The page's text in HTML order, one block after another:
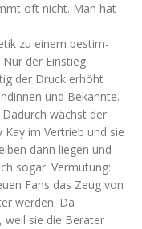
oft nicht. Man hat
zu einem bestim­
der Ein­stieg
der Druck erhöht
und Bekann­te.
wächst der
im Ver­trieb und sie
dann lie­gen und
sogar. Ver­mu­tung:
Fans das Zeug von
wer­den. Da
sie die Bera­ter